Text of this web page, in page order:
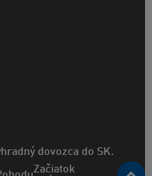
dovozca do SK.
Začiatok